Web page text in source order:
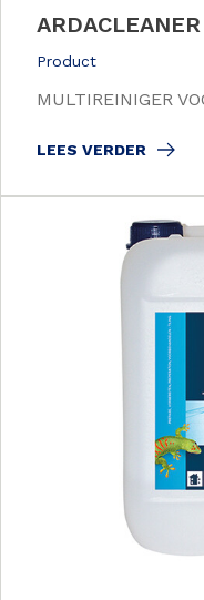
ARDACLEANER
Product
MULTIREINIGER
LEES VERDER